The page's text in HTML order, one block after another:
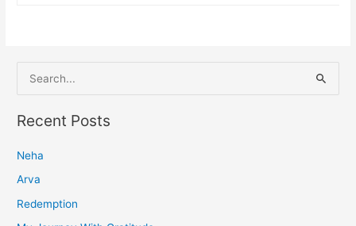
e
a
c
h
f
o
Recent Posts
Neha
Arva
Redemption